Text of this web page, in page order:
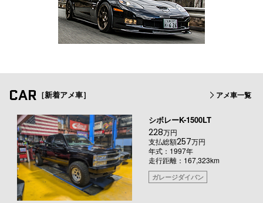
CAR ［新着アメ車］ アメ車一覧
シボレーK-1500LT
228万円
支払総額257万円
年式：1997年
走行距離：167,323km
ガレージダイバン